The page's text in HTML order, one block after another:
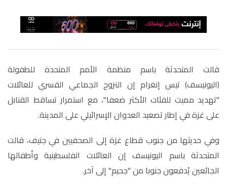
قالت المتحدثة باسم منظمة الأمم المتحدة للطفولة
(اليونيسف) تيس إنغرام إن النزوح الجماعي القسري للعائلات
"تهديد مميت للفئات الأكثر ضعفا"، مع استمرار تساقط القنابل
على غزة في إطار تصعيد العدوان الإسرائيلي على المدينة.
وفي حديثها من جنوب قطاع غزة إلى الصحفيين في جنيف، قالت
المتحدثة باسم اليونيسف إن العائلات الفلسطينية وأطفالها
الجائعين يُدفعون جنوبا من "جحيم" إلى آخر.